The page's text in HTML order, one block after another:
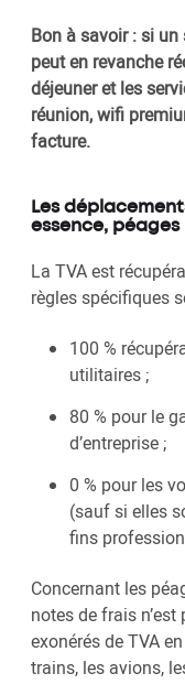
Bon à savoir : si un
peut en revanche
déjeuner et les
réunion, wifi
facture.
Les
essence, péages
La TVA est
règles spécifiques
100 %
utilitaires ;
80 % pour le
d’entreprise ;
0 % pour les
(sauf si elles
fins
Concernant les
notes de frais
exonérés de TVA
trains, les avions,